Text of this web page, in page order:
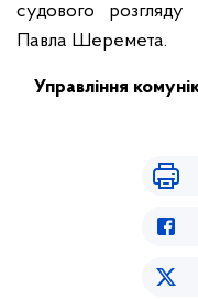
судового розгляду
Павла Шеремета.
Управління